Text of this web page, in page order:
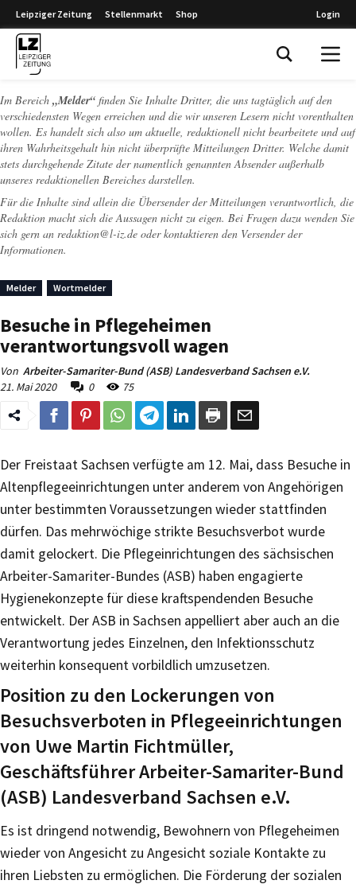
Leipziger Zeitung Stellenmarkt Shop Login
Im Bereich „Melder“ finden Sie Inhalte Dritter, die uns tagtäglich auf den
verschiedensten Wegen erreichen und die wir unseren Lesern nicht vorenthalten
wollen. Es handelt sich also um aktuelle, redaktionell nicht bearbeitete und auf
ihren Wahrheitsgehalt hin nicht überprüfte Mitteilungen Dritter. Welche damit
stets durchgehende Zitate der namentlich genannten Absender außerhalb
unseres redaktionellen Bereiches darstellen.
Für die Inhalte sind allein die Übersender der Mitteilungen verantwortlich, die
Redaktion macht sich die Aussagen nicht zu eigen. Bei Fragen dazu wenden Sie
sich gern an redaktion@l-iz.de oder kontaktieren den Versender der
Informationen.
Melder Wortmelder
Besuche in Pflegeheimen
verantwortungsvoll wagen
Von Arbeiter-Samariter-Bund (ASB) Landesverband Sachsen e.V.
21. Mai 2020
0 75
Der Freistaat Sachsen verfügte am 12. Mai, dass Besuche in
Altenpflegeeinrichtungen unter anderem von Angehörigen
unter bestimmten Voraussetzungen wieder stattfinden
dürfen. Das mehrwöchige strikte Besuchsverbot wurde
damit gelockert. Die Pflegeinrichtungen des sächsischen
Arbeiter-Samariter-Bundes (ASB) haben engagierte
Hygienekonzepte für diese kraftspendenden Besuche
entwickelt. Der ASB in Sachsen appelliert aber auch an die
Verantwortung jedes Einzelnen, den Infektionsschutz
weiterhin konsequent vorbildlich umzusetzen.
Position zu den Lockerungen von
Besuchsverboten in Pflegeeinrichtungen
von Uwe Martin Fichtmüller,
Geschäftsführer Arbeiter-Samariter-Bund
(ASB) Landesverband Sachsen e.V.
Es ist dringend notwendig, Bewohnern von Pflegeheimen
wieder von Angesicht zu Angesicht soziale Kontakte zu
ihren Liebsten zu ermöglichen. Die Förderung der sozialen